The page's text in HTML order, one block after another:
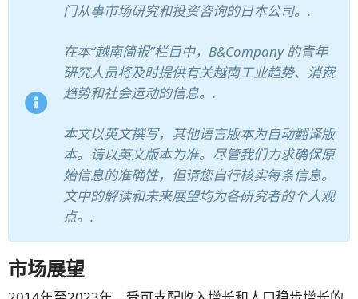
门从事市场研究和投资咨询的日本公司。.
在本“越南简报”栏目中，B&Company 的青年
研究人员将及时提供有关越南工业趋势、消费
趋势和社会运动的信息。.
本文以英文撰写，其他语言版本为自动翻译版
本。请以英文版本为准。尽管我们力求确保原
始信息的准确性，但请您自行核实每条信息。
文中的解读和未来展望均为各研究者的个人观
点。.
市场展望